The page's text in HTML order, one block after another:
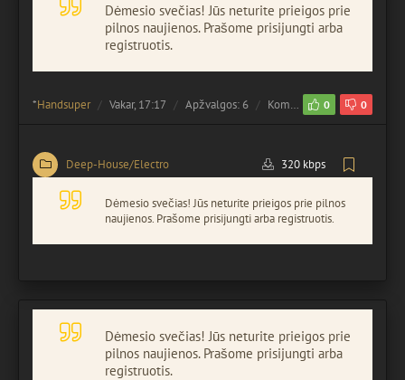
Dėmesio svečias! Jūs neturite prieigos prie
pilnos naujienos. Prašome prisijungti arba
registruotis.
*Handsuper Vakar, 17:17 Apžvalgos: 6 Komentuota: 0 0
Deep-House/Electro 320 kbps
Dėmesio svečias! Jūs neturite prieigos prie pilnos
naujienos. Prašome prisijungti arba registruotis.
Dėmesio svečias! Jūs neturite prieigos prie
pilnos naujienos. Prašome prisijungti arba
registruotis.